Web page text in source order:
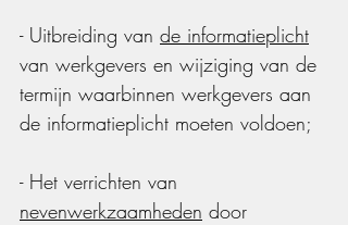
- Uitbreiding van de informatieplicht
van werkgevers en wijziging van de
termijn waarbinnen werkgevers aan
de informatieplicht moeten voldoen;
- Het verrichten van
nevenwerkzaamheden door